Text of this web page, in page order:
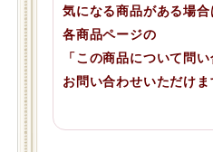
気になる商品がある場合
各商品ページの
「この商品について問
お問い合わせいただけま